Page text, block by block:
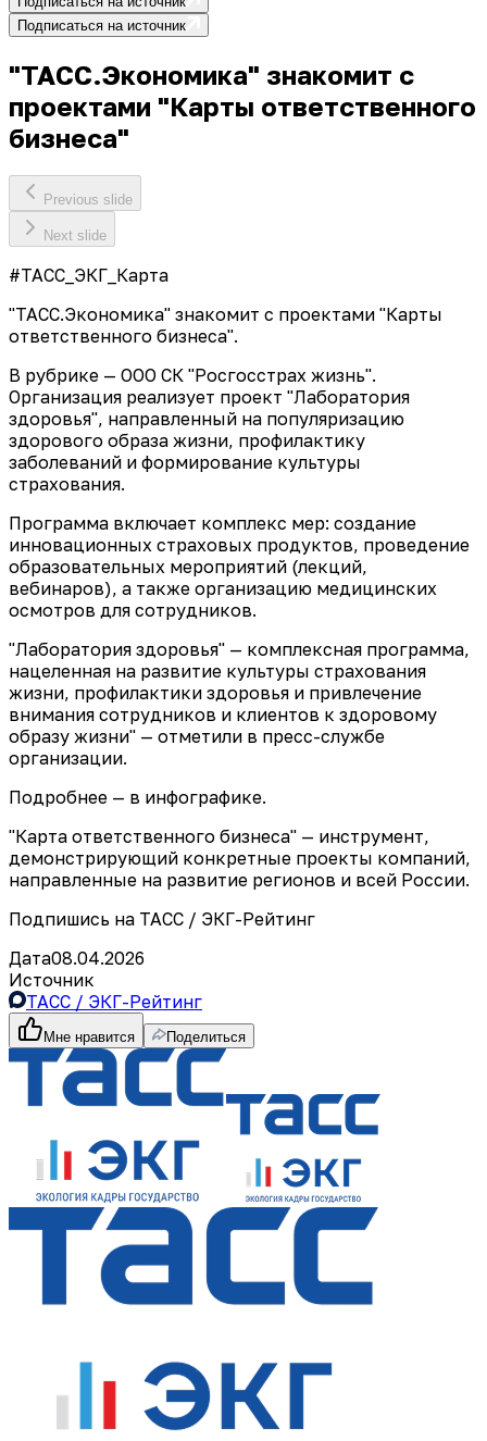
Подписаться на источник
"ТАСС.Экономика" знакомит с
проектами "Карты ответственного
бизнеса"
Previous slide
Next slide
#ТАСС_ЭКГ_Карта
"ТАСС.Экономика" знакомит с проектами "Карты
ответственного бизнеса".
В рубрике — ООО СК "Росгосстрах жизнь".
Организация реализует проект "Лаборатория
здоровья", направленный на популяризацию
здорового образа жизни, профилактику
заболеваний и формирование культуры
страхования.
Программа включает комплекс мер: создание
инновационных страховых продуктов, проведение
образовательных мероприятий (лекций,
вебинаров), а также организацию медицинских
осмотров для сотрудников.
"Лаборатория здоровья" — комплексная программа,
нацеленная на развитие культуры страхования
жизни, профилактики здоровья и привлечение
внимания сотрудников и клиентов к здоровому
образу жизни" — отметили в пресс-службе
организации.
Подробнее — в инфографике.
"Карта ответственного бизнеса" — инструмент,
демонстрирующий конкретные проекты компаний,
направленные на развитие регионов и всей России.
Подпишись на ТАСС / ЭКГ-Рейтинг
Дата08.04.2026
Источник
ТАСС / ЭКГ-Рейтинг
Мне нравится Поделиться